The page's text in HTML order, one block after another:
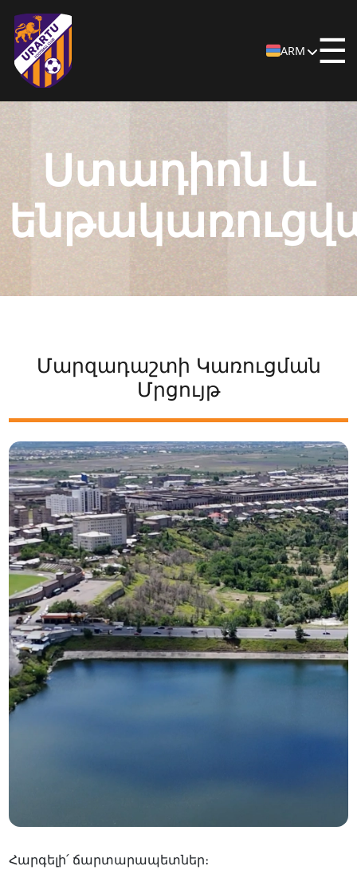
ARM ☰
Ստադիոն և
Մարզադաշտի Կառուցման
Մրցույթ
Հարգելի՛ ճարտարապետներ։